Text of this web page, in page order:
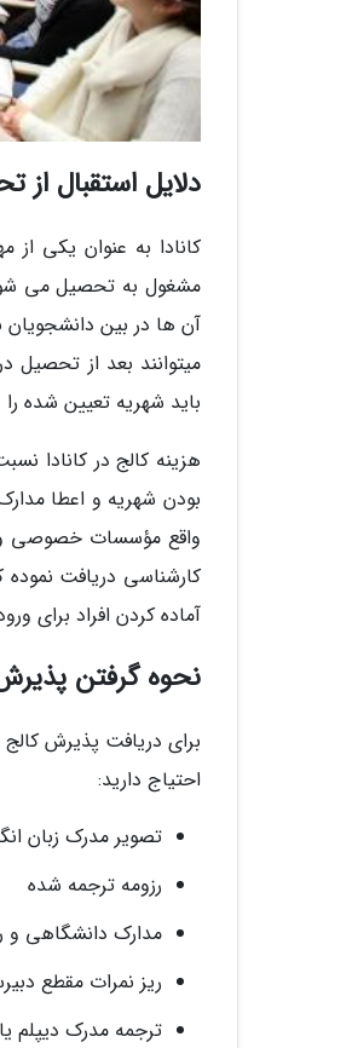
دلایل استقبال از
کانادا به عنوان یکی
مشغول به تحصیل می
آن ها در بین دانشجویان
می­توانند بعد از تحصیل
باید شهریه تعیین شده
هزینه کالج در کانادا
بودن شهریه و اعطا
واقع مؤسسات خصوصی و
کارشناسی دریافت
آماده کردن افراد برای
نحوه گرفتن
برای دریافت پذیرش کالج
احتیاج دارید:
تصویر مدرک زبان
رزومه ترجمه شده
مدارک دانشگاهی و
ریز نمرات مقطع
ترجمه مدرک دیپلم